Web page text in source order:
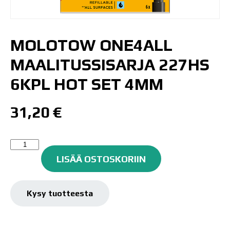
MOLOTOW ONE4ALL
MAALITUSSISARJA 227HS
6KPL HOT SET 4MM
31,20 €
Molotow
maalitussisarja
LISÄÄ OSTOSKORIIN
Kysy tuotteesta